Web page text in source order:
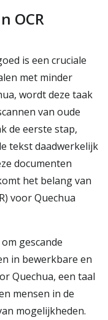
OCR
is een cruciale
met minder
wordt deze taak
van oude
de eerste stap,
tekst daadwerkelijk
documenten
het belang van
voor Quechua
gescande
in bewerkbare en
Quechua, een taal
mensen in de
mogelijkheden.